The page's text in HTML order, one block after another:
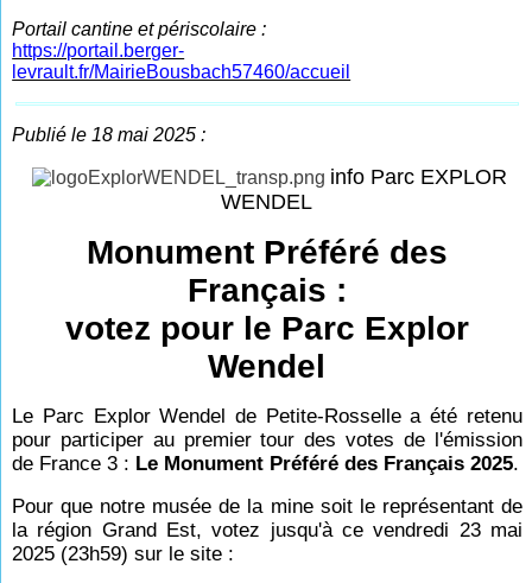
Portail cantine et périscolaire :
https://portail.berger-
levrault.fr/MairieBousbach57460/accueil
Publié le 18 mai 2025 :
info Parc EXPLOR
WENDEL
Monument Préféré des
Français :
votez pour le Parc Explor
Wendel
Le Parc Explor Wendel de Petite-Rosselle a été retenu
pour participer au premier tour des votes de l'émission
de France 3 : Le Monument Préféré des Français 2025.
Pour que notre musée de la mine soit le représentant de
la région Grand Est, votez jusqu'à ce vendredi 23 mai
2025 (23h59) sur le site :